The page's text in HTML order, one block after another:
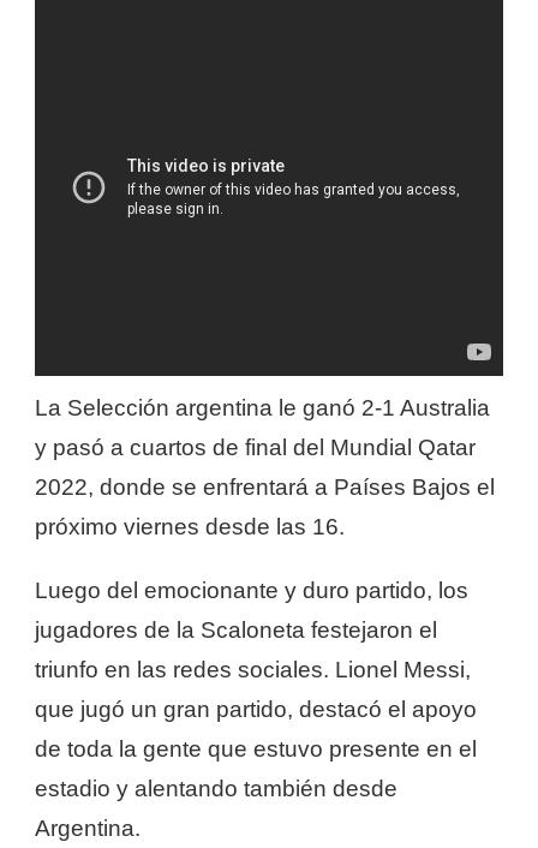
La Selección argentina le ganó 2-1 Australia
y pasó a cuartos de final del Mundial Qatar
2022, donde se enfrentará a Países Bajos el
próximo viernes desde las 16.
Luego del emocionante y duro partido, los
jugadores de la Scaloneta festejaron el
triunfo en las redes sociales. Lionel Messi,
que jugó un gran partido, destacó el apoyo
de toda la gente que estuvo presente en el
estadio y alentando también desde
Argentina.